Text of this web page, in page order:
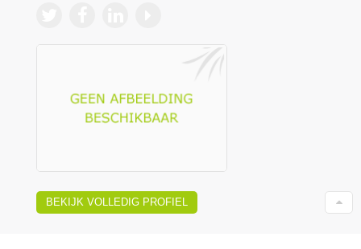
BEKIJK VOLLEDIG PROFIEL